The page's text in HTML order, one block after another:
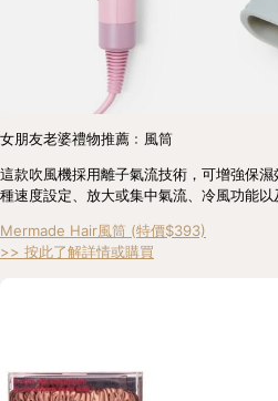
女朋友老婆禮物推薦﹕風筒
這款吹風機採用離子氣流技術，可增強保
種速度設定、放大或集中氣流、冷風功能以
Mermade Hair風筒 (特價$393)
>> 按此了解詳情或購買